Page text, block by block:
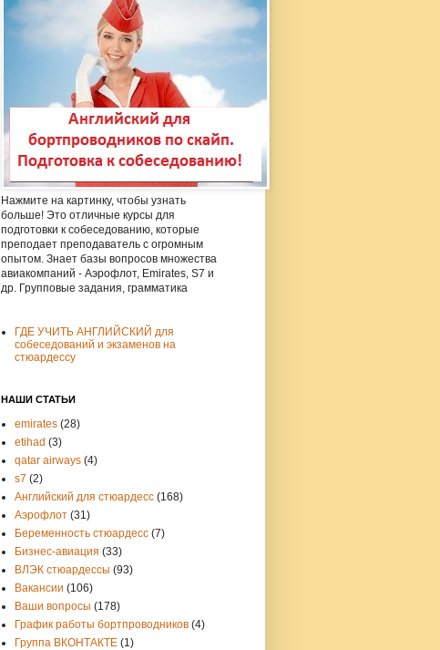
Нажмите на картинку, чтобы узнать
больше! Это отличные курсы для
подготовки к собеседованию, которые
преподает преподаватель с огромным
опытом. Знает базы вопросов множества
авиакомпаний - Аэрофлот, Emirates, S7 и
др. Групповые задания, грамматика
ГДЕ УЧИТЬ АНГЛИЙСКИЙ для
собеседований и экзаменов на
стюардессу
НАШИ СТАТЬИ
emirates (28)
etihad (3)
qatar airways (4)
s7 (2)
Английский для стюардесс (168)
Аэрофлот (31)
Беременность стюардесс (7)
Бизнес-авиация (33)
ВЛЭК стюардессы (93)
Вакансии (106)
Ваши вопросы (178)
График работы бортпроводников (4)
Группа ВКОНТАКТЕ (1)